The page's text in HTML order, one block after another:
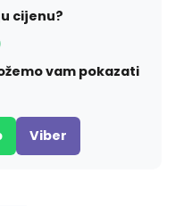
cijenu?
vam pokazati
Viber